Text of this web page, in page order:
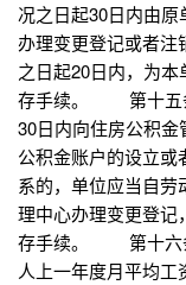
况之日起30日内由
办理变更登记或者注
之日起20日内，为
存手续。 第十五
30日内向住房公积
公积金账户的设立
系的，单位应当自劳
理中心办理变更登记
存手续。 第十六
人上一年度月平均